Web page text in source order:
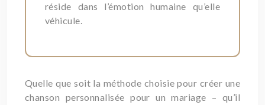
réside dans l’émotion humaine qu’elle
véhicule.
Quelle que soit la méthode choisie pour créer une
chanson personnalisée pour un mariage – qu’il